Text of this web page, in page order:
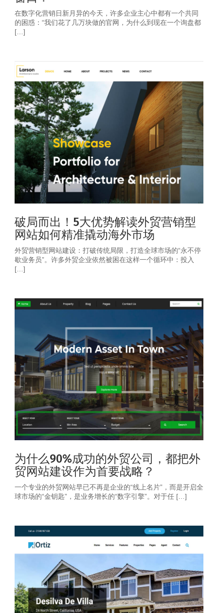
在数字化营销日新月异的今天，许多企业主心中都有一个共同
的困惑：“我们花了几万块做的官网，为什么到现在一个询盘都
[…]
破局而出！5大优势解读外贸营销型
网站如何精准撬动海外市场
外贸营销型网站建设：打破传统局限，打造全球市场的“永不停
歇业务员”。许多外贸企业依然被困在这样一个循环中：投入
[…]
为什么90%成功的外贸公司，都把外
贸网站建设作为首要战略？
一个专业的外贸网站早已不再是企业的“线上名片”，而是开启全
球市场的“金钥匙”，是业务增长的“数字引擎”。对于任 […]